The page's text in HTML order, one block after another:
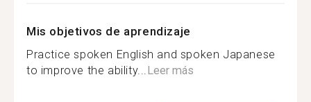
Mis objetivos de aprendizaje
Practice spoken English and spoken Japanese
to improve the ability... Leer más